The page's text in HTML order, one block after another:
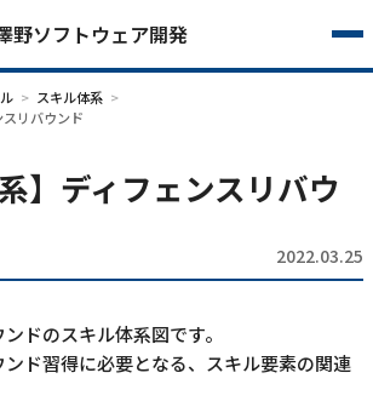
野ソフトウェア開発
スキル体系
スリバウンド
】ディフェンスリバウ
2022.03.25
ドのスキル体系図です。
ド習得に必要となる、スキル要素の関連